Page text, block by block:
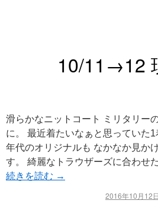
10/11→12
滑らかなニットコート ミリタリー
に。 最近着たいなぁと思っていた
年代のオリジナルも なかなか見か
す。 綺麗なトラウザーズに合わせ
続きを読む →
2016年10月12日